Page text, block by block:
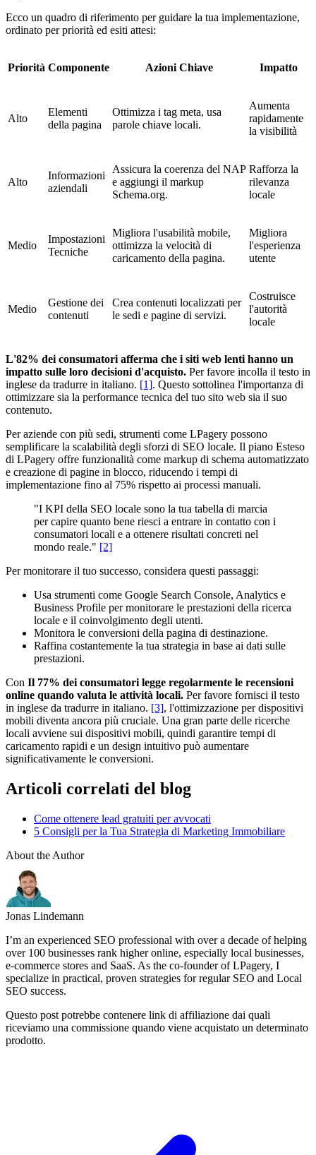
Ecco un quadro di riferimento per guidare la tua implementazione,
ordinato per priorità ed esiti attesi:
Priorità Componente Azioni Chiave Impatto
Alto
Elementi
della pagina
Ottimizza i tag meta, usa
parole chiave locali.
Aumenta
rapidamente
la visibilità
Alto
Informazioni
aziendali
Assicura la coerenza del NAP
e aggiungi il markup
Schema.org.
Rafforza la
rilevanza
locale
Medio
Impostazioni
Tecniche
Migliora l'usabilità mobile,
ottimizza la velocità di
caricamento della pagina.
Migliora
l'esperienza
utente
Medio
Gestione dei
contenuti
Crea contenuti localizzati per
le sedi e pagine di servizi.
Costruisce
l'autorità
locale
L'82% dei consumatori afferma che i siti web lenti hanno un
impatto sulle loro decisioni d'acquisto. Per favore incolla il testo in
inglese da tradurre in italiano. [1]. Questo sottolinea l'importanza di
ottimizzare sia la performance tecnica del tuo sito web sia il suo
contenuto.
Per aziende con più sedi, strumenti come LPagery possono
semplificare la scalabilità degli sforzi di SEO locale. Il piano Esteso
di LPagery offre funzionalità come markup di schema automatizzato
e creazione di pagine in blocco, riducendo i tempi di
implementazione fino al 75% rispetto ai processi manuali.
"I KPI della SEO locale sono la tua tabella di marcia
per capire quanto bene riesci a entrare in contatto con i
consumatori locali e a ottenere risultati concreti nel
mondo reale." [2]
Per monitorare il tuo successo, considera questi passaggi:
Usa strumenti come Google Search Console, Analytics e
Business Profile per monitorare le prestazioni della ricerca
locale e il coinvolgimento degli utenti.
Monitora le conversioni della pagina di destinazione.
Raffina costantemente la tua strategia in base ai dati sulle
prestazioni.
Con Il 77% dei consumatori legge regolarmente le recensioni
online quando valuta le attività locali. Per favore fornisci il testo
in inglese da tradurre in italiano. [3], l'ottimizzazione per dispositivi
mobili diventa ancora più cruciale. Una gran parte delle ricerche
locali avviene sui dispositivi mobili, quindi garantire tempi di
caricamento rapidi e un design intuitivo può aumentare
significativamente le conversioni.
Articoli correlati del blog
Come ottenere lead gratuiti per avvocati
5 Consigli per la Tua Strategia di Marketing Immobiliare
About the Author
Jonas Lindemann
I’m an experienced SEO professional with over a decade of helping
over 100 businesses rank higher online, especially local businesses,
e-commerce stores and SaaS. As the co-founder of LPagery, I
specialize in practical, proven strategies for regular SEO and Local
SEO success.
Questo post potrebbe contenere link di affiliazione dai quali
riceviamo una commissione quando viene acquistato un determinato
prodotto.